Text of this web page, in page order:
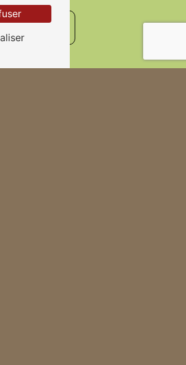
savoir plus